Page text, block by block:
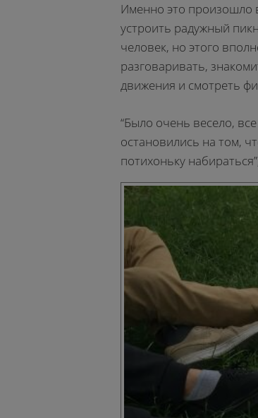
Именно это произошло
устроить радужный
человек, но этого
разговаривать,
движения и смотреть
“Было очень весело,
остановились на том,
потихоньку